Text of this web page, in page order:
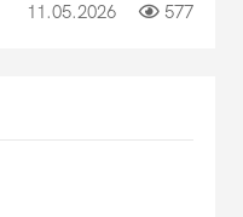
11.05.2026 577